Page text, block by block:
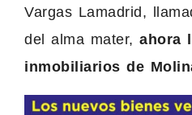
Vargas Lamadrid,
del alma mater, ahora
inmobiliarios de